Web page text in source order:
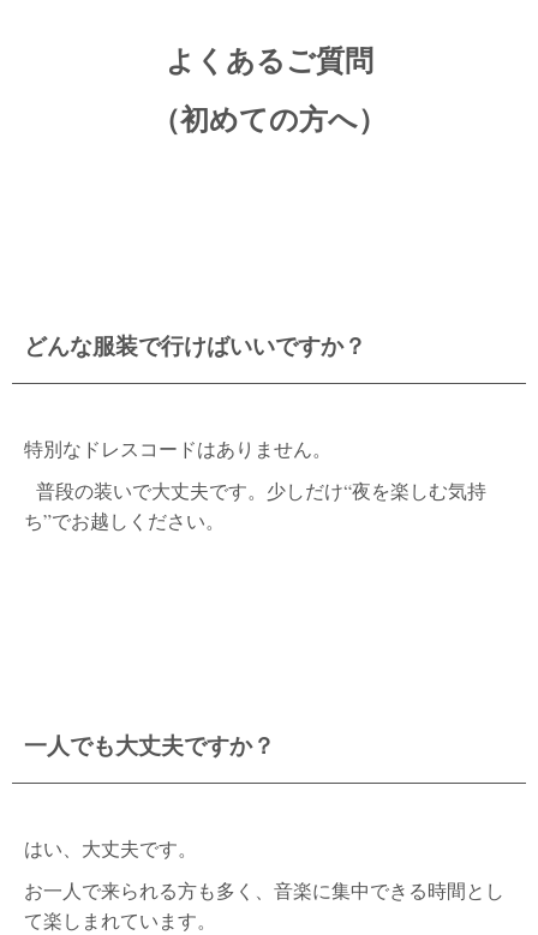
よくあるご質問
（初めての方へ）
どんな服装で行けばいいですか？
特別なドレスコードはありません。
普段の装いで大丈夫です。少しだけ“夜を楽しむ気持
ち”でお越しください。
一人でも大丈夫ですか？
はい、大丈夫です。
お一人で来られる方も多く、音楽に集中できる時間とし
て楽しまれています。